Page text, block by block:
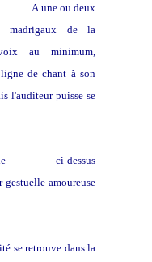
. A une ou deux
madrigaux de la
au minimum,
de chant à son
l'auditeur puisse se
ci-dessus
amoureuse
se retrouve dans la